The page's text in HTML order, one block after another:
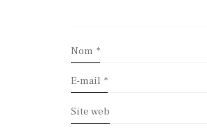
Nom *
E-mail *
Site web